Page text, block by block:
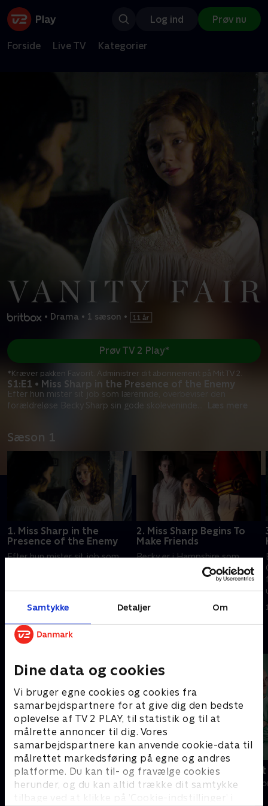
Samtykke Detaljer Om
Dine data og cookies
Vi bruger egne cookies og cookies fra
samarbejdspartnere for at give dig den bedste
oplevelse af TV 2 PLAY, til statistik og til at
målrette annoncer til dig. Vores
samarbejdspartnere kan anvende cookie-data til
målrettet markedsføring på egne og andres
platforme. Du kan til- og fravælge cookies
herunder, og du kan altid trække dit samtykke
tilbage ved at klikke på ’Cookie-indstillinger’ i
Log ind Prøv nu
Forside Live TV Kategorier
• Drama • 1 sæson •
S1:E1 • Miss Sharp in the Presence of the Enemy
Efter hun mister sit job som lærerinde, overbeviser den
forældreløse Becky Sharp sin gode skoleveninde
Prøv TV 2 Play*
*Kræver pakken Favorit. Administrer dit abonnement på Mit TV 2.
Sæson 1
1. Miss Sharp in the
Presence of the Enemy
Efter hun mister sit job som
gode skoleveninde Amelia om
1. maj 2023 • 47 min
2. Miss Sharp Begins To
Make Friends
Becky er i Hampshire som
guvernante for sir Crawleys
forsømte døtre. Hun er fast
besluttet på at vinde hans
forfremmet til sekretær.
1. maj 2023 • 46 min
Andre så også
Happy fucking Pride
Drama • 1 sæsoner
Fake Patient
Drama • 1